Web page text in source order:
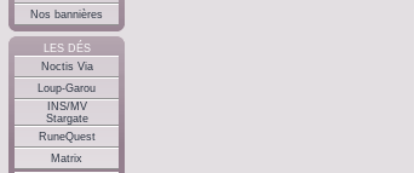
Nos bannières
LES DÉS
Noctis Via
Loup-Garou
INS/MV
Stargate
RuneQuest
Matrix